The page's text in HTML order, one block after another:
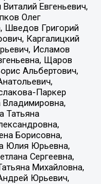
Евгеньевич,
Олег
Шведов Григорий
Каргалицкий
Исламов
Щаров
Альбертович,
Паркер
Владимировна,
Татьяна
Борисовна,
Юлия Юрьевна,
Сергеевна,
Михайловна,
Юрьевич,